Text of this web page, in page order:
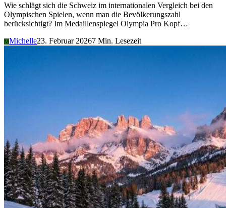
Wie schlägt sich die Schweiz im internationalen Vergleich bei den
Olympischen Spielen, wenn man die Bevölkerungszahl
berücksichtigt? Im Medaillenspiegel Olympia Pro Kopf…
MMichelle23. Februar 20267 Min. Lesezeit